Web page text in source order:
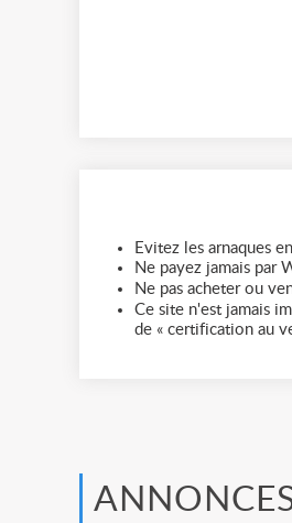
Evitez les arnaques
Ne payez jamais par
Ne pas acheter ou
Ce site n'est jamais
de « certification au